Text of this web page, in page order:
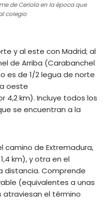
de Ceriola en la época que
colegio
y al este con Madrid; al
de Arriba (Carabanchel
es de 1/2 legua de norte
oeste
4,2 km). Incluye todos los
se encuentran a la
camino de Extremadura,
km), y otra en el
distancia. Comprende
(equivalentes a unas
atraviesan el término